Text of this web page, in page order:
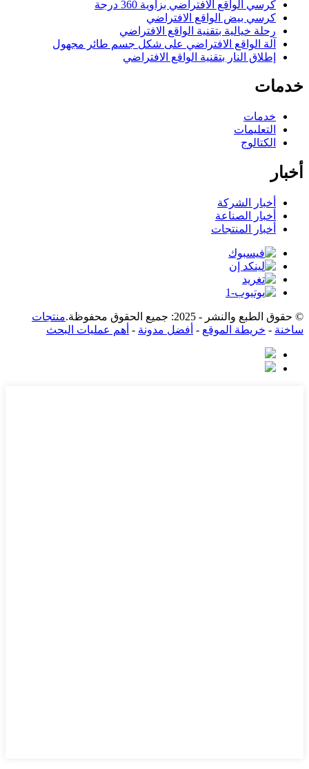
كرسي الواقع الافتراضي بزاوية 360 درجة
كرسي بيض الواقع الافتراضي
رحلة خيالية بتقنية الواقع الافتراضي
آلة الواقع الافتراضي على شكل جسم طائر مجهول
إطلاق النار بتقنية الواقع الافتراضي
خدمات
خدمات
التعليمات
الكتالوج
أخبار
أخبار الشركة
أخبار الصناعة
أخبار المنتجات
© حقوق الطبع والنشر - 2025: جميع الحقوق محفوظة.
منتجات
ساخنة - خريطة الموقع - أفضل مدونة - أهم عمليات البحث